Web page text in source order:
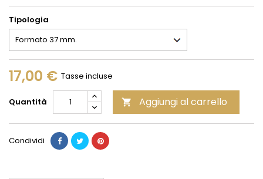
Tipologia
17,00 € Tasse incluse
Quantità  Aggiungi al carrello
Condividi